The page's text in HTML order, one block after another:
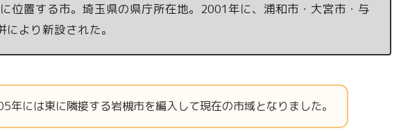
位置する市。埼玉県の県庁所在地。2001年に、浦和市・大宮市・与
より新設された。
年には東に隣接する岩槻市を編入して現在の市域となりました。